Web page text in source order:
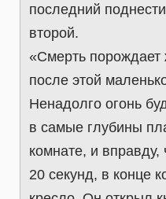
последний
второй.
«Смерть
после этой
Ненадолго огонь
в самые глубины
комнате, и
20 секунд, в конце